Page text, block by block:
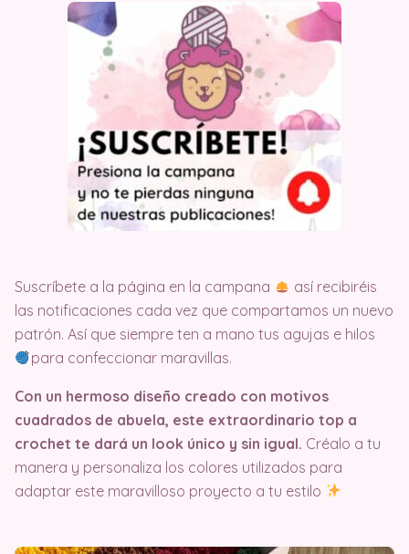
Suscríbete a la página en la campana
así recibiréis
las notificaciones cada vez que compartamos un nuevo
patrón. Así que siempre ten a mano tus agujas e hilos
para confeccionar maravillas.
Con un hermoso diseño creado con motivos
cuadrados de abuela, este extraordinario top a
crochet te dará un look único y sin igual. Créalo a tu
manera y personaliza los colores utilizados para
adaptar este maravilloso proyecto a tu estilo